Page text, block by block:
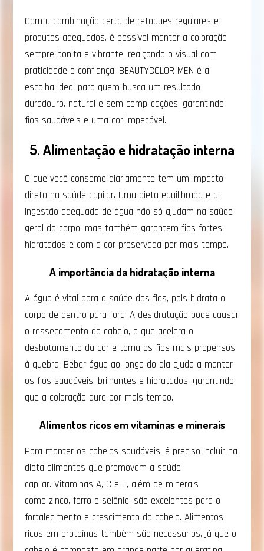
Com a combinação certa de retoques regulares e
produtos adequados, é possível manter a coloração
sempre bonita e vibrante, realçando o visual com
praticidade e confiança. BEAUTYCOLOR MEN é a
escolha ideal para quem busca um resultado
duradouro, natural e sem complicações, garantindo
fios saudáveis e uma cor impecável.
5. Alimentação e hidratação interna
O que você consome diariamente tem um impacto
direto na saúde capilar. Uma dieta equilibrada e a
ingestão adequada de água não só ajudam na saúde
geral do corpo, mas também garantem fios fortes,
hidratados e com a cor preservada por mais tempo.
A importância da hidratação interna
A água é vital para a saúde dos fios, pois hidrata o
corpo de dentro para fora. A desidratação pode causar
o ressecamento do cabelo, o que acelera o
desbotamento da cor e torna os fios mais propensos
à quebra. Beber água ao longo do dia ajuda a manter
os fios saudáveis, brilhantes e hidratados, garantindo
que a coloração dure por mais tempo.
Alimentos ricos em vitaminas e minerais
Para manter os cabelos saudáveis, é preciso incluir na
dieta alimentos que promovam a saúde
capilar. Vitaminas A, C e E, além de minerais
como zinco, ferro e selênio, são excelentes para o
fortalecimento e crescimento do cabelo. Alimentos
ricos em proteínas também são necessários, já que o